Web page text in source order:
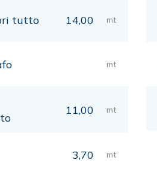
tutto 14,00 mt
mt
11,00 mt
3,70 mt